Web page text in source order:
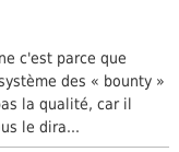
c'est parce que
des « bounty »
la qualité, car il
le dira...